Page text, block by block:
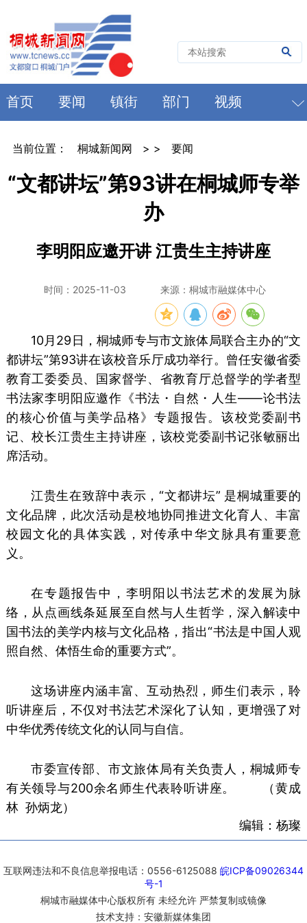
首页 要闻 镇街 部门 视频
当前位置： 桐城新闻网 > > 要闻
“文都讲坛”第93讲在桐城师专举
办
李明阳应邀开讲 江贵生主持讲座
时间：2025-11-03 来源：桐城市融媒体中心
10月29日，桐城师专与市文旅体局联合主办的“文
都讲坛”第93讲在该校音乐厅成功举行。 曾任安徽省委
教育工委委员、国家督学、省教育厅总督学的学者型
书法家李明阳应邀作《书法・自然・人生——论书法
的核心价值与美学品格》专题报告。 该校党委副书
记、校长江贵生主持讲座，该校党委副书记张敏丽出
席活动。
江贵生在致辞中表示，“文都讲坛” 是桐城重要的
文化品牌，此次活动是校地协同推进文化育人、丰富
校园文化的具体实践，对传承中华文脉具有重要意
义。
在专题报告中，李明阳以书法艺术的发展为脉
络，从点画线条延展至自然与人生哲学，深入解读中
国书法的美学内核与文化品格，指出“书法是中国人观
照自然、体悟生命的重要方式”。
这场讲座内涵丰富、互动热烈，师生们表示，聆
听讲座后，不仅对书法艺术深化了认知，更增强了对
中华优秀传统文化的认同与自信。
市委宣传部、市文旅体局有关负责人， 桐城师专
有关领导与200余名师生代表聆听讲座。 （黄成
林 孙炳龙）
编辑：杨璨
互联网违法和不良信息举报电话：0556-6125088 皖ICP备09026344
号-1
桐城市融媒体中心版权所有 未经允许 严禁复制或镜像
技术支持：安徽新媒体集团